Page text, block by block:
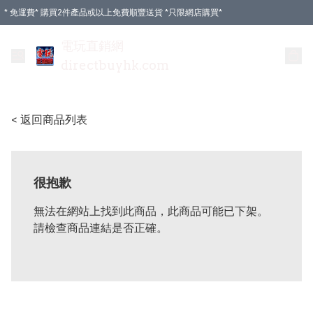
* 免運費* 購買2件產品或以上免費順豐送貨 *只限網店購買*
< 返回商品列表
很抱歉
無法在網站上找到此商品，此商品可能已下架。
請檢查商品連結是否正確。